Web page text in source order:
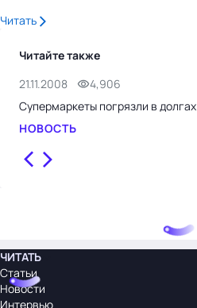
Читать
Читайте также
21.11.2008
4,906
Супермаркеты погрязли в долгах
НОВОСТЬ
ЧИТАТЬ
Статьи
Новости
Интервью